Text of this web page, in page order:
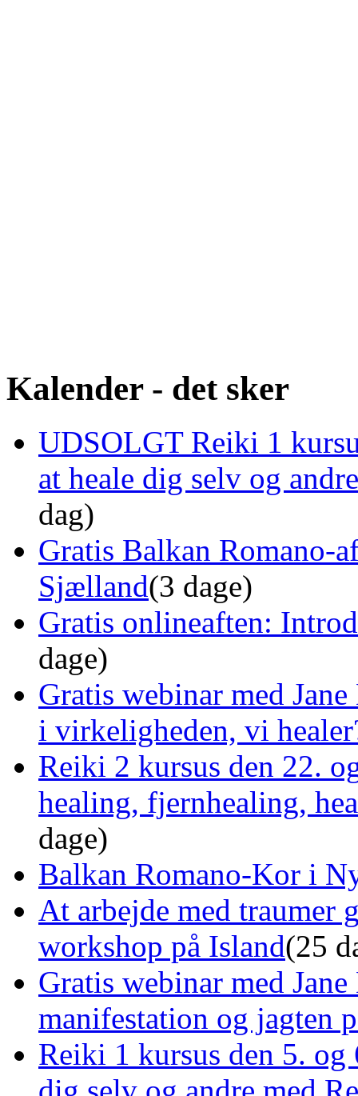
Kalender - det sker
UDSOLGT Reiki 1
at heale dig selv og
dag)
Gratis Balkan Romano-
Sjælland(3 dage)
Gratis onlineaften:
dage)
Gratis webinar med
i virkeligheden, vi
Reiki 2 kursus den 22.
healing, fjernhealing,
dage)
Balkan Romano-Kor i
At arbejde med traumer
workshop på Island(25
Gratis webinar med
manifestation og jagten
Reiki 1 kursus den 5.